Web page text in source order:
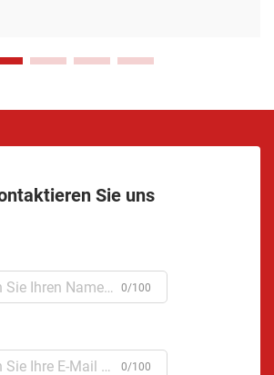
Sie uns
0/100
0/100